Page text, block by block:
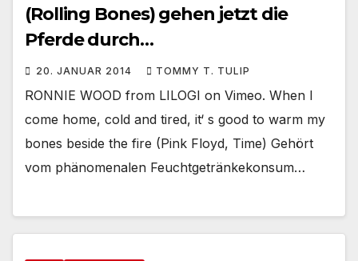
(Rolling Bones) gehen jetzt die
Pferde durch…
20. JANUAR 2014 TOMMY T. TULIP
RONNIE WOOD from LILOGI on Vimeo. When I
come home, cold and tired, it‘ s good to warm my
bones beside the fire (Pink Floyd, Time) Gehört
vom phänomenalen Feuchtgetränkekonsum…